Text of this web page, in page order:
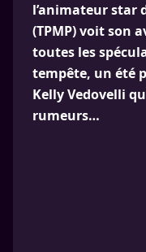
l’animateur star
(TPMP) voit son
toutes les
tempête, un été
Kelly Vedovelli
rumeurs…